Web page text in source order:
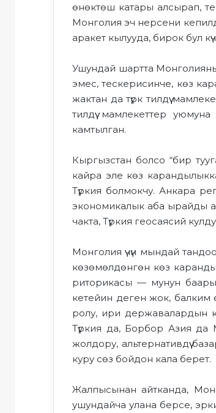
өнөктөш катары алсырап,
Монголияэч нерсени
аракет кылууда, бирок бул
Ушундай шартта
эмес, тескерисинче, көз
жактан да түрк тилдүү
тилдүү мамлекеттер
камтылган.
Кыргызстан болсо“бир
кайра эле көз
Түркия болмокчу. Анкара
экономикалык аба ырайды
чакта, Түркия геосаясий
Монголия үчүн мындай
көзөмөлдөнгөн көз
риторикасы — мунун баары
кетейин деген жок, балким
ролу, ири державалардын
Түркия да, Борбор Азия да
жолдору, альтернативдүү
куру сөз бойдон кала берет.
Жалпысынан айтканда,
ушундайча улана берсе,